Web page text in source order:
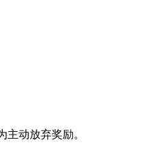
动放弃奖励。